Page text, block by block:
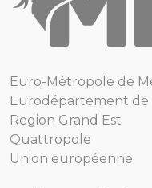
Euro-Métropole de
Eurodépartement de
Region Grand Est
Quattropole
Union européenne